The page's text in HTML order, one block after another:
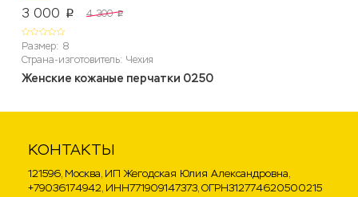
3 000 p 4 300 p
Размер: 8
Страна-изготовитель: Чехия
Женские кожаные перчатки 0250
КОНТАКТЫ
121596, Москва, ИП Жегодская Юлия Александровна,
+79036174942, ИНН771909147373, ОГРН312774620500215